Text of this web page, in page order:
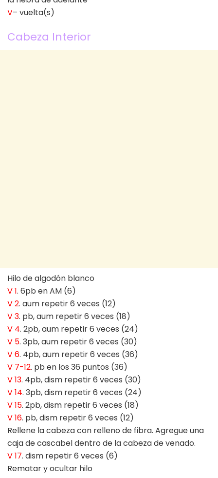
V– vuelta(s)
Cabeza Interior
Hilo de algodón blanco
V 1. 6pb en AM (6)
V 2. aum repetir 6 veces (12)
V 3. pb, aum repetir 6 veces (18)
V 4. 2pb, aum repetir 6 veces (24)
V 5. 3pb, aum repetir 6 veces (30)
V 6. 4pb, aum repetir 6 veces (36)
V 7-12. pb en los 36 puntos (36)
V 13. 4pb, dism repetir 6 veces (30)
V 14. 3pb, dism repetir 6 veces (24)
V 15. 2pb, dism repetir 6 veces (18)
V 16. pb, dism repetir 6 veces (12)
Rellene la cabeza con relleno de fibra. Agregue una
caja de cascabel dentro de la cabeza de venado.
V 17. dism repetir 6 veces (6)
Rematar y ocultar hilo